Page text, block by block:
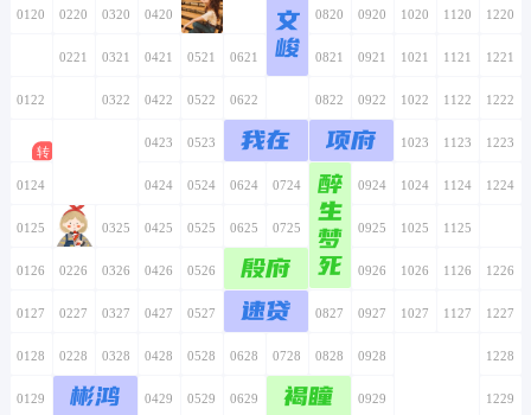
0120 0220 0320 0420 0520 0720
文
峻
0820 0920 1020 1120 1220
0221 0321 0421 0521 0621 0721 0821 0921 1021 1121 1221
0122 0322 0422 0522 0622 0822 0922 1022 1122 1222
0123 0423 0523 0623
我在
0723 0823
项府
0923 1023 1123 1223
0124 0424 0524 0624 0724 0824
醉
生
梦
死
0924 1024 1124 1224
0125 0225 0325 0425 0525 0625 0725 0825 0925 1025 1125
0126 0226 0326 0426 0526 0626
殷府
0726 0826 0926 1026 1126 1226
0127 0227 0327 0427 0527 0627
速贷
0727 0827 0927 1027 1127 1227
0128 0228 0328 0428 0528 0628 0728 0828 0928 1228
0129 0229
彬鸿
0329 0429 0529 0629 0729
褐瞳
0829 0929 1229